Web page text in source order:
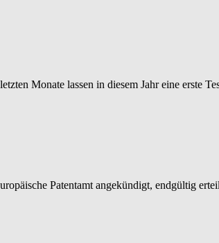
Monate lassen in diesem Jahr eine erste
Patentamt angekündigt, endgültig